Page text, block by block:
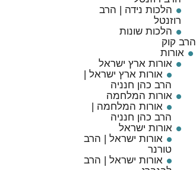
הלכות נידה | הרב
רוזנטל
הלכות שונות
הרב קוק
אורות
אורות ארץ ישראל
אורות ארץ ישראל |
הרב כהן חנניה
אורות המלחמה
אורות המלחמה |
הרב כהן חנניה
אורות ישראל
אורות ישראל | הרב
טורנר
אורות ישראל | הרב